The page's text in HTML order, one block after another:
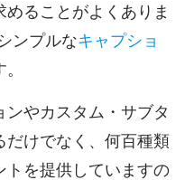
ることがよくありま
ンプルなキャプショ
やカスタム・サブタ
だけでなく、何百種類
トを提供していますの